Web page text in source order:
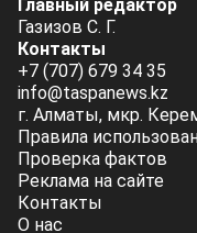
Главный редактор
Газизов С. Г.
Контакты
+7 (707) 679 34 35
info@taspanews.kz
г. Алматы, мкр.
Правила
Проверка фактов
Реклама на сайте
Контакты
О нас